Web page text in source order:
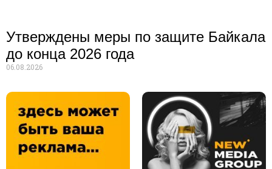
Утверждены меры по защите Байкала
до конца 2026 года
06.08.2026